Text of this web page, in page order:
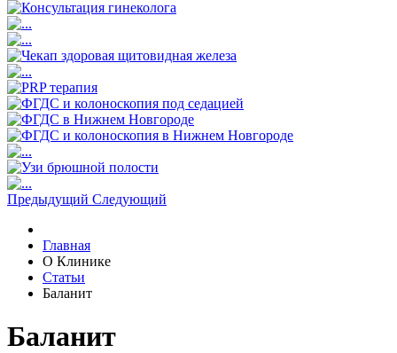
Предыдущий Следующий
Главная
О Клинике
Статьи
Баланит
Баланит